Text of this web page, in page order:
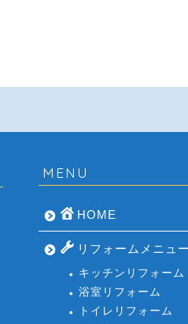
MENU
HOME
リフォームメニュー
キッチンリフォーム
浴室リフォーム
トイレリフォーム